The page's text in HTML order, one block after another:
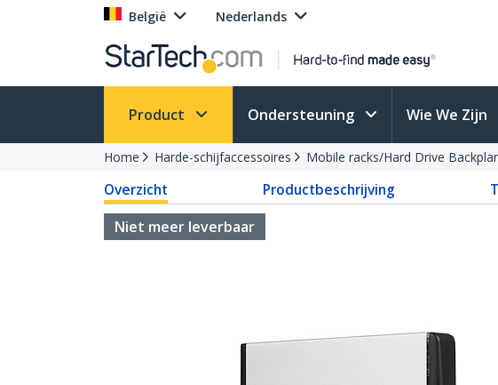
België Nederlands
Product Ondersteuning Wie We Zijn
Home Harde-schijfaccessoires Mobile racks/Hard Drive
Overzicht Productbeschrijving
Niet meer leverbaar